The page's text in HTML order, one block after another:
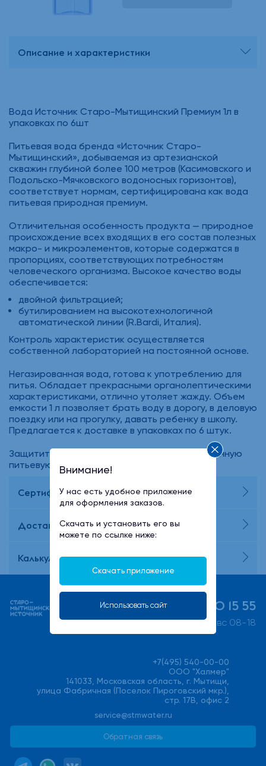
Описание и характеристики
Вода Источник Старо-Мытищинский Премиум 1л в
упаковках по 6шт
Питьевая вода бренда «Источник Старо-
Мытищинский», добываемая из артезианской
скважин глубиной более 100 метров (Касимовского и
Подольско-Мячковского водоносных горизонтов),
соответствует нормам, сертифицирована как вода
питьевая природная премиум.
Отличительная особенность продукта — природное
происхождение всех входящих в его состав полезных
макро- и микроэлементов, которые содержатся в
пропорциях, соответствующих потребностям
человеческого организма. Высокое качество воды
обеспечивается:
двойной фильтрацией;
бутилированием на высокотехнологичной
автоматической линии (R.Bardi, Италия).
Контроль характеристик осуществляется
собственной лабораторией на постоянной основе.
Негазированная вода, готова к употреблению для
питья. Обладает прекрасными органолептическими
характеристиками, отлично утоляет жажду. Объем
емкости 1 л позволяет брать воду в дорогу, в деловую
поездку или на прогулку, давать ребенку в школу.
Предлагается к доставке в упаковках по 6 штук.
Защитите свой организм, используя качественную
питьевую воду!
Сертификаты и декларации
Доставка и оплата
Калькулятор потребления воды
+7 (495) 730 15 55
пн-пт 08-21, сб-вс 08-18
+7(495) 540-00-00
ООО "Халмер"
141033, Московская область, г. Мытищи,
улица Фабричная (Поселок Пироговский мкр.),
стр. 17В, офис 2
service@stmwater.ru
Обратная связь
Внимание!
У нас есть удобное приложение
для оформления заказов.
Скачать и установить его вы
можете по ссылке ниже:
Скачать приложение
Использовать сайт